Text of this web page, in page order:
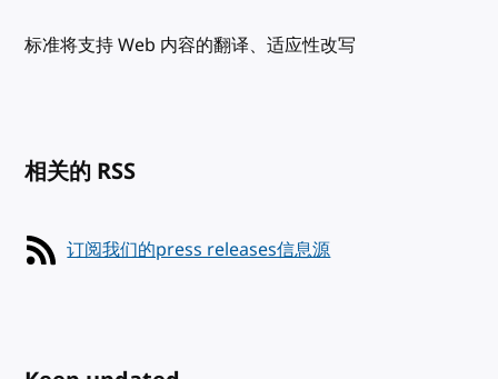
标准将支持 Web 内容的翻译、适应性改写
相关的 RSS
订阅我们的press releases信息源